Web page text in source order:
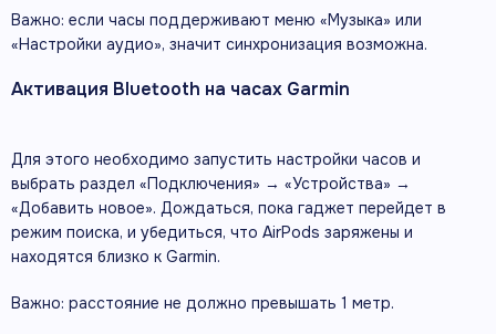
Важно: если часы поддерживают меню «Музыка» или
«Настройки аудио», значит синхронизация возможна.
Активация Bluetooth на часах Garmin
Для этого необходимо запустить настройки часов и
выбрать раздел «Подключения» → «Устройства» →
«Добавить новое». Дождаться, пока гаджет перейдет в
режим поиска, и убедиться, что AirPods заряжены и
находятся близко к Garmin.
Важно: расстояние не должно превышать 1 метр.